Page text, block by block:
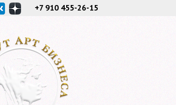
+7 910 455-26-15